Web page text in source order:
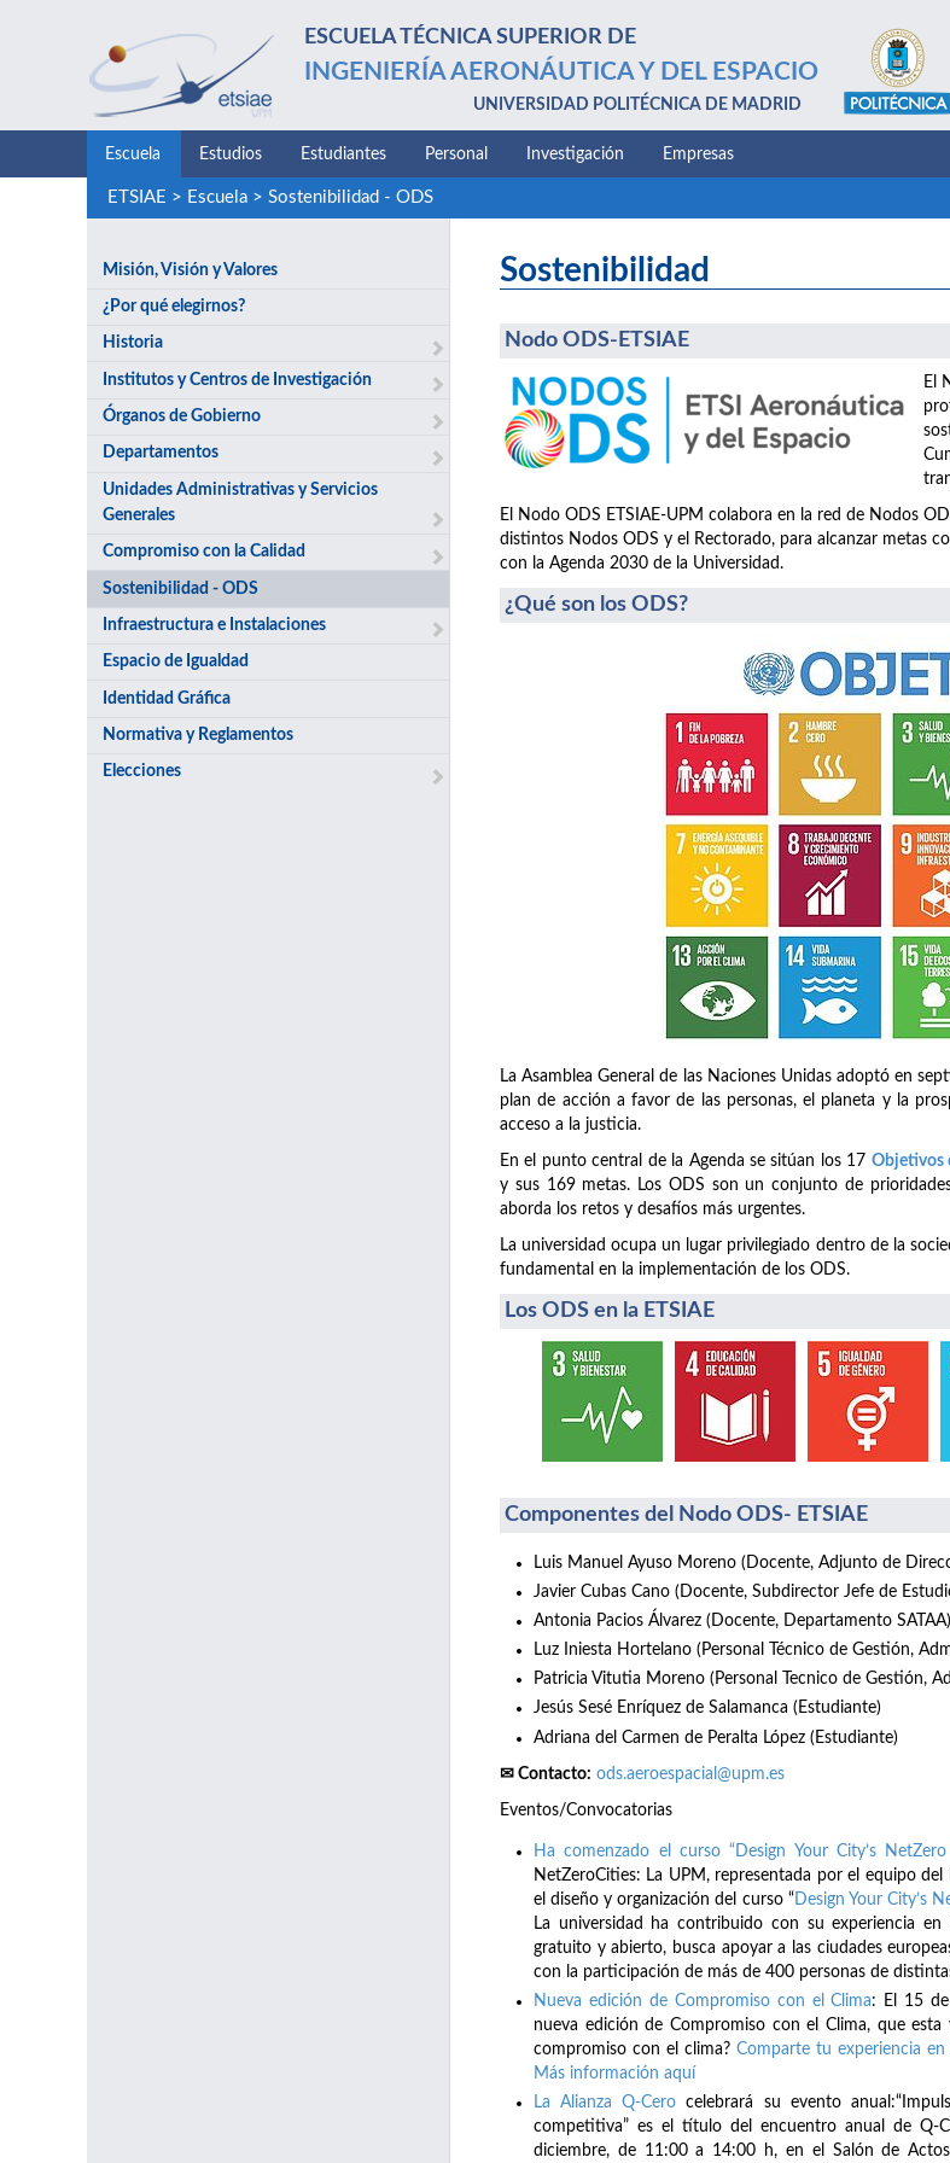
ESCUELA TÉCNICA SUPERIOR DE
INGENIERÍA AERONÁUTICA Y DEL ESPACIO
UNIVERSIDAD POLITÉCNICA DE MADRID
Escuela Estudios Estudiantes Personal Investigación Empresas
ETSIAE > Escuela> Sostenibilidad - ODS
Misión, Visión y Valores
¿Por qué elegirnos?
Historia
Institutos y Centros de Investigación
Órganos de Gobierno
Departamentos
Unidades Administrativas y Servicios
Generales
Compromiso con la Calidad
Sostenibilidad - ODS
Infraestructura e Instalaciones
Espacio de Igualdad
Identidad Gráfica
Normativa y Reglamentos
Elecciones
Sostenibilidad
Nodo ODS-ETSIAE
El
El Nodo ODS ETSIAE-UPM colabora en la red de Nodos
distintos Nodos ODS y el Rectorado, para alcanzar metas
con la Agenda 2030 de la Universidad.
¿Qué son los ODS?
La Asamblea General de las Naciones Unidas adoptó en
plan de acción a favor de las personas, el planeta y la
acceso a la justicia.
En el punto central de la Agenda se sitúan los 17 Objetivos
y sus 169 metas. Los ODS son un conjunto de
aborda los retos y desafíos más urgentes.
La universidad ocupa un lugar privilegiado dentro de la
fundamental en la implementación de los ODS.
Los ODS en la ETSIAE
Componentes del Nodo ODS- ETSIAE
Luis Manuel Ayuso Moreno (Docente, Adjunto de
Javier Cubas Cano (Docente, Subdirector Jefe de
Antonia Pacios Álvarez (Docente, Departamento SATAA)
Luz Iniesta Hortelano (Personal Técnico de Gestión,
Patricia Vitutia Moreno (Personal Tecnico de Gestión,
Jesús Sesé Enríquez de Salamanca (Estudiante)
Adriana del Carmen de Peralta López (Estudiante)
✉ Contacto: ods.aeroespacial@upm.es
Eventos/Convocatorias
Ha comenzado el curso “Design Your City’s
NetZeroCities: La UPM, representada por el equipo
el diseño y organización del curso “Design Your City’s
La universidad ha contribuido con su experiencia
gratuito y abierto, busca apoyar a las ciudades
con la participación de más de 400 personas de
Nueva edición de Compromiso con el Clima: El 15
nueva edición de Compromiso con el Clima, que
compromiso con el clima?Comparte tu experiencia
Más información aquí
La Alianza Q-Cero celebrará su evento
competitiva” es el título del encuentro anual de Q-
diciembre, de 11:00 a 14:00 h, en el Salón de